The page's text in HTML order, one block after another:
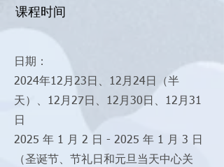
课程时间
日期：
2024年12月23日、12月24日（半
天）、12月27日、12月30日、12月31
日
2025 年 1 月 2 日 - 2025 年 1 月 3 日
（圣诞节、节礼日和元旦当天中心关